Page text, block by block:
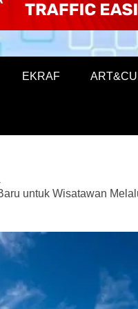
EKRAF
untuk Wisatawan